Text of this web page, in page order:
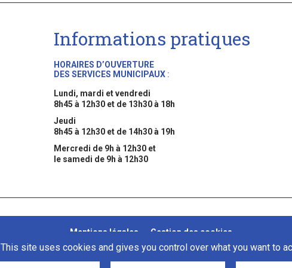
Informations pratiques
HORAIRES D’OUVERTURE
DES SERVICES MUNICIPAUX :
Lundi, mardi et vendredi
8h45 à 12h30 et de 13h30 à 18h
Jeudi
8h45 à 12h30 et de 14h30 à 19h
Mercredi de 9h à 12h30 et
le samedi de 9h à 12h30
Mentions légales
Gestion des cookies
This site uses cookies and gives you control over what you want to